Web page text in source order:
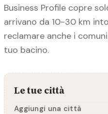
Business Profile copre
arrivano da 10-30 km
reclamare anche i
tuo bacino.
Le tue città
Aggiungi una città